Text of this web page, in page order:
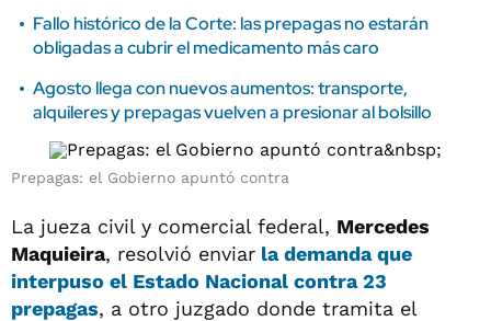
Fallo histórico de la Corte: las prepagas no estarán
obligadas a cubrir el medicamento más caro
Agosto llega con nuevos aumentos: transporte,
alquileres y prepagas vuelven a presionar al bolsillo
Prepagas: el Gobierno apuntó contra
La jueza civil y comercial federal, Mercedes
Maquieira, resolvió enviar la demanda que
interpuso el Estado Nacional contra 23
prepagas, a otro juzgado donde tramita el